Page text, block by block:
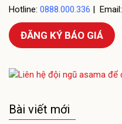
Hotline: 0888.000.336 | Email:
ĐĂNG KÝ BÁO GIÁ
Bài viết mới